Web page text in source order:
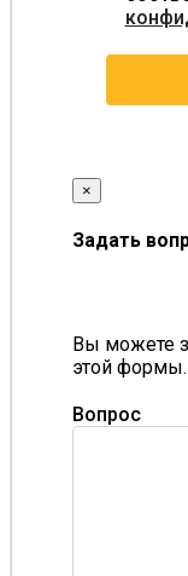
×
Задать
Вы можете
этой формы.
Вопрос